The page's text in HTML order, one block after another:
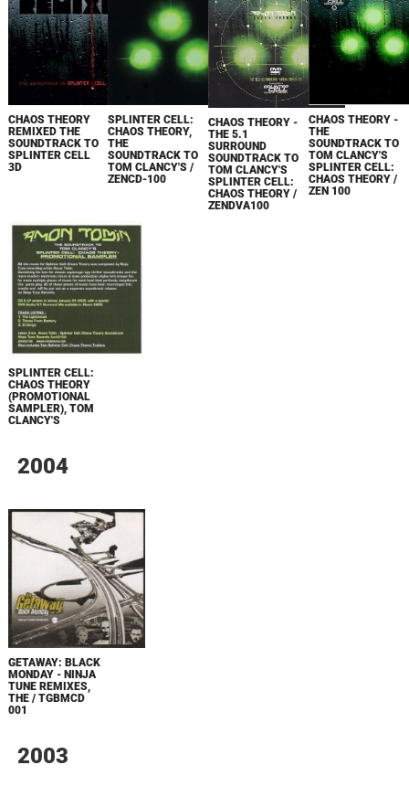
CHAOS THEORY
REMIXED THE
SOUNDTRACK TO
SPLINTER CELL
3D
SPLINTER CELL:
CHAOS THEORY,
THE
SOUNDTRACK TO
TOM CLANCY'S /
ZENCD-100
CHAOS THEORY -
THE 5.1
SURROUND
SOUNDTRACK TO
TOM CLANCY'S
SPLINTER CELL:
CHAOS THEORY /
ZENDVA100
CHAOS THEORY -
THE
SOUNDTRACK TO
TOM CLANCY'S
SPLINTER CELL:
CHAOS THEORY /
ZEN 100
SPLINTER CELL:
CHAOS THEORY
(PROMOTIONAL
SAMPLER), TOM
CLANCY'S
2004
GETAWAY: BLACK
MONDAY - NINJA
TUNE REMIXES,
THE / TGBMCD
001
2003